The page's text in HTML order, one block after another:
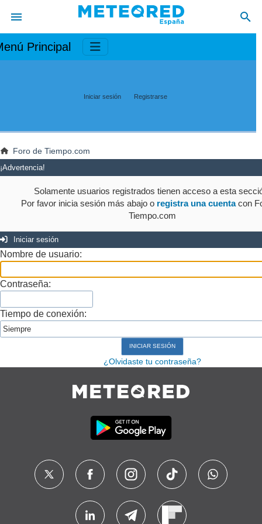
Principal
Iniciar sesión Registrarse
Foro de Tiempo.com
¡Advertencia!
Solamente usuarios registrados tienen acceso a esta
Por favor inicia sesión más abajo o registra una cuentacon
Tiempo.com
Iniciar sesión
Nombre de usuario:
Contraseña:
Tiempo de conexión:
¿Olvidaste tu contraseña?